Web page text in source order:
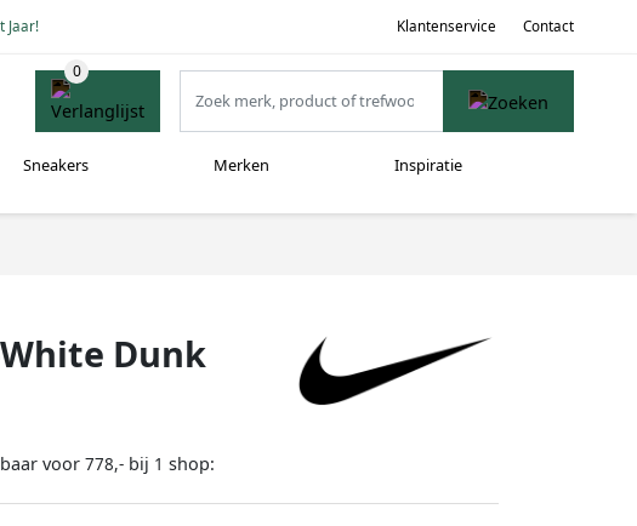
Jaar! Klantenservice Contact
Sneakers Merken Inspiratie
Dunk
voor 778,- bij 1 shop: